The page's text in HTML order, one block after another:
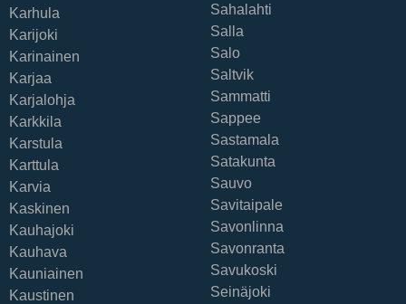
Karhula
Karijoki
Karinainen
Karjaa
Karjalohja
Karkkila
Karstula
Karttula
Karvia
Kaskinen
Kauhajoki
Kauhava
Kauniainen
Kaustinen
Sahalahti
Salla
Salo
Saltvik
Sammatti
Sappee
Sastamala
Satakunta
Sauvo
Savitaipale
Savonlinna
Savonranta
Savukoski
Seinäjoki